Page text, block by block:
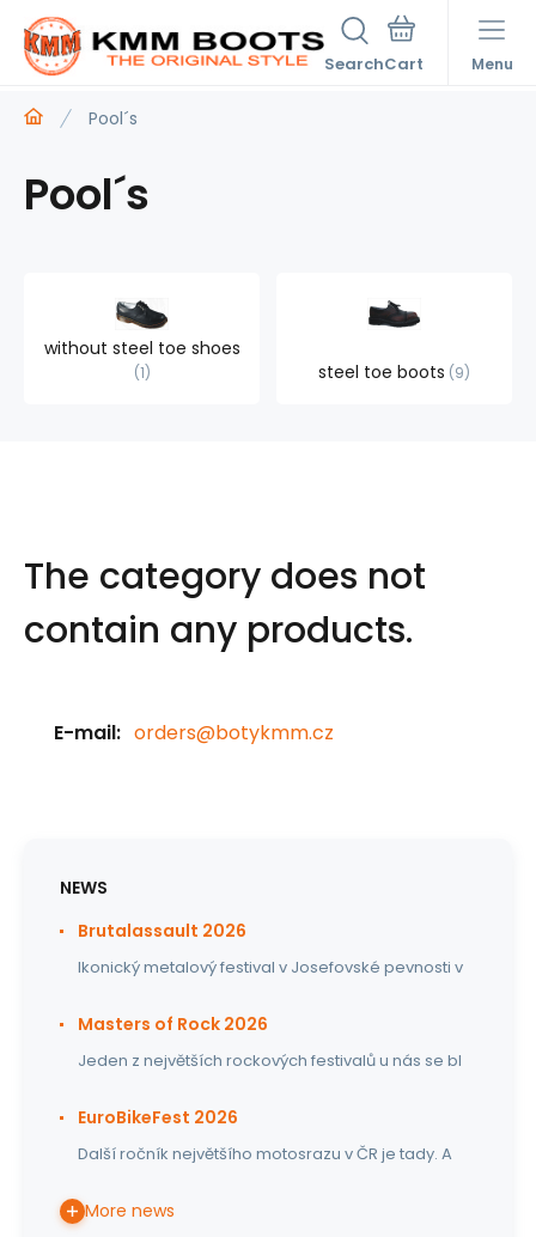
Search Menu
Pool´s
Pool´s
without steel toe shoes
1 steel toe boots 9
The category does not
contain any products.
E-mail: orders@botykmm.cz
NEWS
Brutalassault 2026
Ikonický metalový festival v Josefovské pevnosti v
Masters of Rock 2026
Jeden z největších rockových festivalů u nás se bl
EuroBikeFest 2026
Další ročník největšího motosrazu v ČR je tady. A
More news